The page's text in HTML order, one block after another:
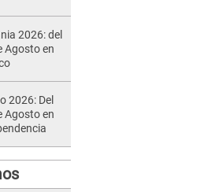
2026: del
Agosto en
2026: Del
Agosto en